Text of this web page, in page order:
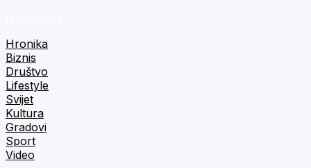
Hronika
Biznis
Društvo
Lifestyle
Svijet
Kultura
Gradovi
Sport
Video